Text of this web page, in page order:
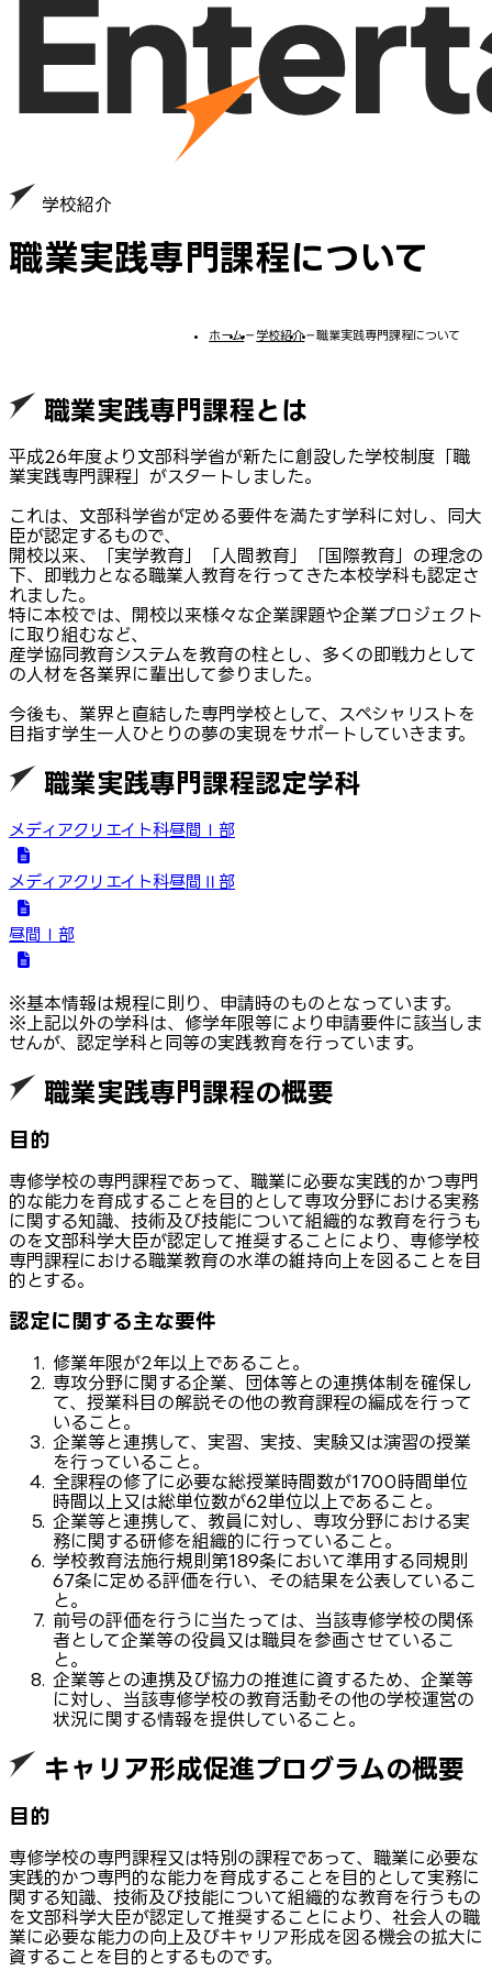
学校紹介
職業実践専門課程について
ホーム− 学校紹介−職業実践専門課程について
職業実践専門課程とは
平成26年度より文部科学省が新たに創設した学校制度「職
業実践専門課程」がスタートしました。
これは、文部科学省が定める要件を満たす学科に対し、同大
臣が認定するもので、
開校以来、「実学教育」「人間教育」「国際教育」の理念の
下、即戦力となる職業人教育を行ってきた本校学科も認定さ
れました。
特に本校では、開校以来様々な企業課題や企業プロジェクト
に取り組むなど、
産学協同教育システムを教育の柱とし、多くの即戦力として
の人材を各業界に輩出して参りました。
今後も、業界と直結した専門学校として、スペシャリストを
目指す学生一人ひとりの夢の実現をサポートしていきます。
職業実践專門課程認定学科
メディアクリエイト科昼間Ⅰ部
メディアクリエイト科昼間Ⅱ部
昼間Ⅰ部
※基本情報は規程に則り、申請時のものとなっています。
※上記以外の学科は、修学年限等により申請要件に該当しま
せんが、認定学科と同等の実践教育を行っています。
職業実践専門課程の概要
目的
専修学校の専門課程であって、職業に必要な実践的かつ専門
的な能力を育成することを目的として専攻分野における実務
に関する知識、技術及び技能について組織的な教育を行うも
のを文部科学大臣が認定して推奨することにより、専修学校
専門課程における職業教育の水準の維持向上を図ることを目
的とする。
認定に関する主な要件
修業年限が2年以上であること。
専攻分野に関する企業、団体等との連携体制を確保し
て、授業科目の解説その他の教育課程の編成を行って
いること。
企業等と連携して、実習、実技、実験又は演習の授業
を行っていること。
全課程の修了に必要な総授業時間数が1700時間単位
時間以上又は総単位数が62単位以上であること。
企業等と連携して、教員に対し、専攻分野における実
務に関する研修を組織的に行っていること。
学校教育法施行規則第189条において準用する同規則
67条に定める評価を行い、その結果を公表しているこ
と。
前号の評価を行うに当たっては、当該専修学校の関係
者として企業等の役員又は職貝を参画させているこ
と。
企業等との連携及び協力の推進に資するため、企業等
に対し、当該専修学校の教育活動その他の学校運営の
状況に関する情報を提供していること。
キャリア形成促進プログラムの概要
目的
専修学校の専門課程又は特別の課程であって、職業に必要な
実践的かつ専門的な能力を育成することを目的として実務に
関する知識、技術及び技能について組織的な教育を行うもの
を文部科学大臣が認定して推奨することにより、社会人の職
業に必要な能力の向上及びキャリア形成を図る機会の拡大に
資することを目的とするものです。